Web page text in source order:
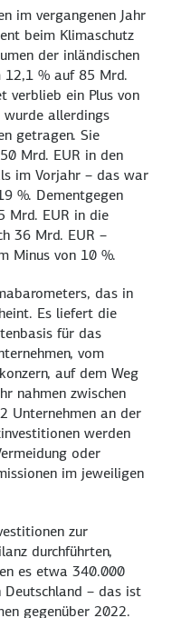
im vergangenen Jahr
beim Klimaschutz
der inländischen
12,1 % auf 85 Mrd.
verblieb ein Plus von
wurde allerdings
getragen. Sie
Mrd. EUR in den
im Vorjahr – das war
%. Dementgegen
Mrd. EUR in die
36 Mrd. EUR –
Minus von 10 %.
das in
Es liefert die
für das
vom
auf dem Weg
nahmen zwischen
Unternehmen an der
werden
oder
im jeweiligen
zur
durchführten,
es etwa 340.000
– das ist
gegenüber 2022.